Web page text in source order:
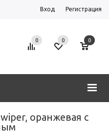
Вход Регистрация
0 0 0
оранжевая с